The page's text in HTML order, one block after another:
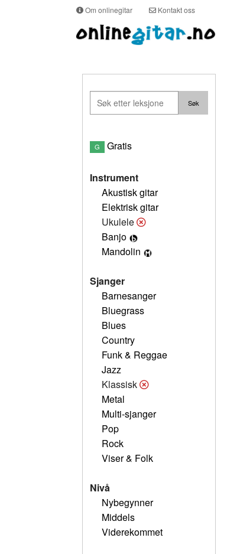
Om onlinegitar Kontakt oss
G Gratis
Instrument
Akustisk gitar
Elektrisk gitar
Ukulele
Banjo
Mandolin
Sjanger
Barnesanger
Bluegrass
Blues
Country
Funk & Reggae
Jazz
Klassisk
Metal
Multi-sjanger
Pop
Rock
Viser & Folk
Nivå
Nybegynner
Middels
Viderekommet